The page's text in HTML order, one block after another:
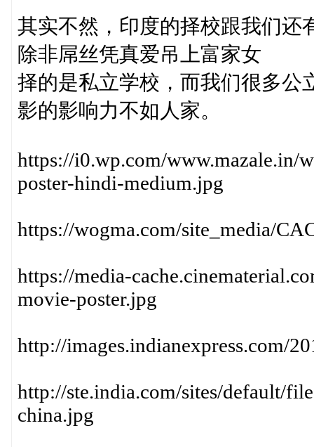
其实不然，印度的择校跟我们还
除非屌丝凭真爱吊上富家女
择的是私立学校，而我们很多公
影的影响力不如人家。
https://i0.wp.com/www.mazale.in/
poster-hindi-medium.jpg
https://wogma.com/site_media/
https://media-
movie-poster.jpg
http://images.indianexpress.com/
http://ste.india.com/sites/default/
china.jpg